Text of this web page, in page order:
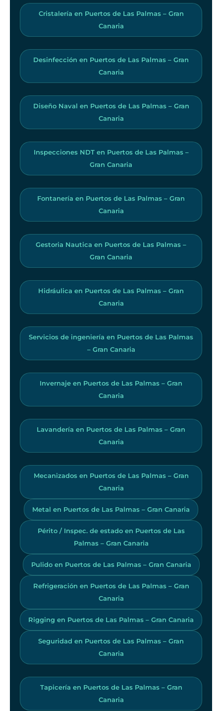
Cristalería en Puertos de Las Palmas – Gran
Canaria
Desinfección en Puertos de Las Palmas – Gran
Canaria
Diseño Naval en Puertos de Las Palmas – Gran
Canaria
Inspecciones NDT en Puertos de Las Palmas –
Gran Canaria
Fontanería en Puertos de Las Palmas – Gran
Canaria
Gestoria Nautica en Puertos de Las Palmas –
Gran Canaria
Hidráulica en Puertos de Las Palmas – Gran
Canaria
Servicios de ingeniería en Puertos de Las Palmas
– Gran Canaria
Invernaje en Puertos de Las Palmas – Gran
Canaria
Lavandería en Puertos de Las Palmas – Gran
Canaria
Mecanizados en Puertos de Las Palmas – Gran
Canaria
Metal en Puertos de Las Palmas – Gran Canaria
Périto / Inspec. de estado en Puertos de Las
Palmas – Gran Canaria
Pulido en Puertos de Las Palmas – Gran Canaria
Refrigeración en Puertos de Las Palmas – Gran
Canaria
Rigging en Puertos de Las Palmas – Gran Canaria
Seguridad en Puertos de Las Palmas – Gran
Canaria
Tapicería en Puertos de Las Palmas – Gran
Canaria